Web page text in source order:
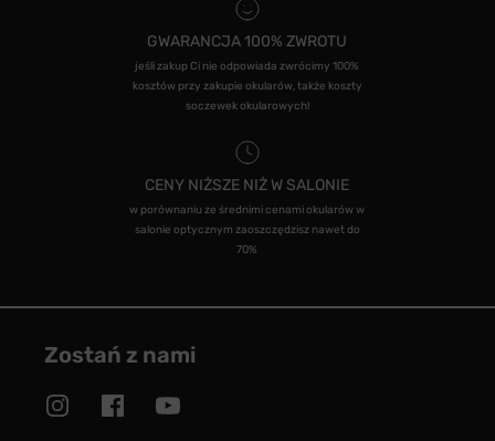
GWARANCJA 100% ZWROTU
jeśli zakup Ci nie odpowiada zwrócimy 100%
kosztów przy zakupie okularów, także koszty
soczewek okularowych!
CENY NIŻSZE NIŻ W SALONIE
w porównaniu ze średnimi cenami okularów w
salonie optycznym zaoszczędzisz nawet do
70%
Zostań z nami